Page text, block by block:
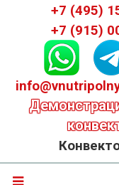
+7 (495)
+7 (915)